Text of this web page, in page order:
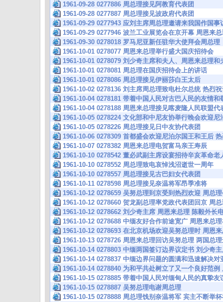
1961-09-28 0277886 周总理接见阿教育代表团
1961-09-28 0277887 周总理接见波政府代表团
1961-09-29 0277943 应刘主席周总理邀请来我国作国
1961-09-29 0277946 波兰工业展览会在京开幕 周恩来
1961-09-30 0278018 罗马尼亚新任驻华大使拜会周总理
1961-10-01 0278077 周恩来总理举行盛大国庆招待会
1961-10-01 0278079 刘少奇主席和夫人、周恩来总理
1961-10-01 0278081 周总理在国庆招待会上的讲话
1961-10-01 0278086 周总理接见伊丽莎白王太后
1961-10-02 0278136 刘主席周总理致电杜尔总统 热烈
1961-10-04 0278181 带着中国人民对古巴人民的友情
1961-10-04 0278188 周恩来总理接见喀麦隆人民联盟代
1961-10-05 0278224 文化部和中尼友协举行晚会欢迎
1961-10-05 0278226 周总理接见日中友协代表团
1961-10-06 0278309 首都盛会欢迎尼泊尔国王和王后
1961-10-07 0278382 周恩来总理电贺富马亲王寿辰
1961-10-10 0278542 董必武副主席设宴招待辛亥革命
1961-10-10 0278552 周总理致电哀悼浅沼逝世一周年
1961-10-10 0278557 周总理接见古巴妇女代表团
1961-10-11 0278598 周总理接见奈温将军昂季准将
1961-10-12 0278659 吴努总理到京受到热烈欢迎 周总
1961-10-12 0278660 贺龙副总理率党政代表团回京 周
1961-10-12 0278662 刘少奇主席 周恩来总理 陈毅外长
1961-10-12 0278688 中缅友好合作前途宽广 周恩来总
1961-10-12 0278693 在北京机场欢迎吴努总理时 周恩
1961-10-13 0278726 周恩来总理回访吴努总理 两国总
1961-10-14 0278803 中缅两国签订边界议定书 刘少奇
1961-10-14 0278837 中缅边界问题的圆满和迅速解决
1961-10-14 0278840 为和平共处树立了又一个良好范
1961-10-15 0278885 带着中国人民对缅甸人民的真挚
1961-10-15 0278887 吴努总理电谢周总理
1961-10-15 0278888 周总理饯别奈温将军 宾主不断举